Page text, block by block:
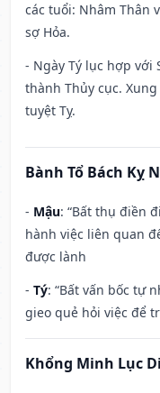
các tuổi: Nhâm Thân
sợ Hỏa.
- Ngày Tý lục hợp với
thành Thủy cục.
tuyệt Tỵ.
Bành Tổ Bách Kỵ
- Mậu: “Bất thụ điền
hành việc liên quan
được lành
- Tý: “Bất vấn bốc tự
gieo quẻ hỏi việc để
Khổng Minh Lục